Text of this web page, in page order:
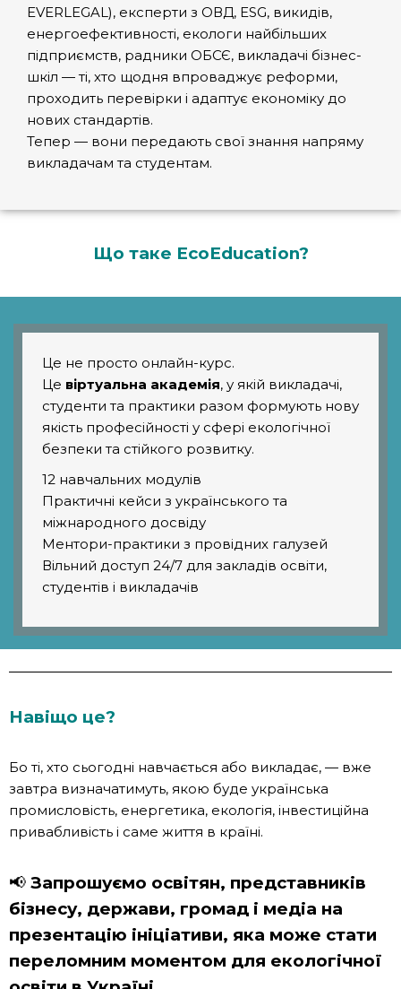
EVERLEGAL), експерти з ОВД, ESG, викидів,
енергоефективності, екологи найбільших
підприємств, радники ОБСЄ, викладачі бізнес-
шкіл — ті, хто щодня впроваджує реформи,
проходить перевірки і адаптує економіку до
нових стандартів.
Тепер — вони передають свої знання напряму
викладачам та студентам.
Що таке EcoEducation?
Це не просто онлайн-курс.
Це віртуальна академія, у якій викладачі,
студенти та практики разом формують нову
якість професійності у сфері екологічної
безпеки та стійкого розвитку.
12 навчальних модулів
Практичні кейси з українського та
міжнародного досвіду
Ментори-практики з провідних галузей
Вільний доступ 24/7 для закладів освіти,
студентів і викладачів
Навіщо це?
Бо ті, хто сьогодні навчається або викладає, — вже
завтра визначатимуть, якою буде українська
промисловість, енергетика, екологія, інвестиційна
привабливість і саме життя в країні.
📢 Запрошуємо освітян, представників
бізнесу, держави, громад і медіа на
презентацію ініціативи, яка може стати
переломним моментом для екологічної